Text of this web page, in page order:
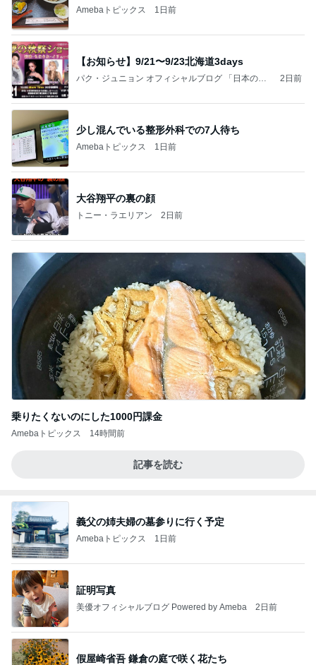
Amebaトピックス 1日前
【お知らせ】9/21〜9/23北海道3days
パク・ジュニョン オフィシャルブログ 「日本の
2日前
少し混んでいる整形外科での7人待ち
Amebaトピックス 1日前
大谷翔平の裏の顔
トニー・ラエリアン 2日前
乗りたくないのにした1000円課金
Amebaトピックス 14時間前
記事を読む
義父の姉夫婦の墓参りに行く予定
Amebaトピックス 1日前
証明写真
美優オフィシャルブログ Powered by Ameba 2日前
假屋崎省吾 鎌倉の庭で咲く花たち